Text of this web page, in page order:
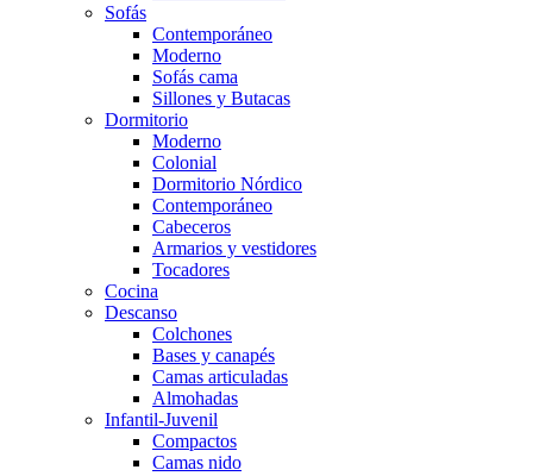
Sofás
Contemporáneo
Moderno
Sofás cama
Sillones y Butacas
Dormitorio
Moderno
Colonial
Dormitorio Nórdico
Contemporáneo
Cabeceros
Armarios y vestidores
Tocadores
Cocina
Descanso
Colchones
Bases y canapés
Camas articuladas
Almohadas
Infantil-Juvenil
Compactos
Camas nido